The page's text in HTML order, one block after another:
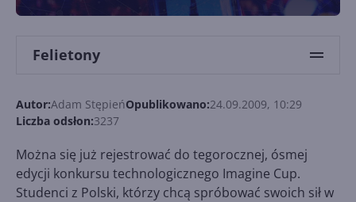
Felietony
Autor:Adam StępieńOpublikowano:24.09.2009, 10:29
Liczba odsłon:3237
Można się już rejestrować do tegorocznej, ósmej
edycji konkursu technologicznego Imagine Cup.
Studenci z Polski, którzy chcą spróbować swoich sił w